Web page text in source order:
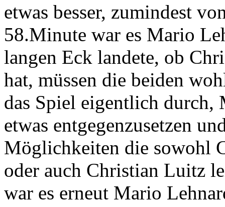
etwas besser, zumindest
58.Minute war es Mario
langen Eck landete, ob
hat, müssen die beiden
das Spiel eigentlich durch,
etwas entgegenzusetzen
Möglichkeiten die sowohl
oder auch Christian Luitz
war es erneut Mario